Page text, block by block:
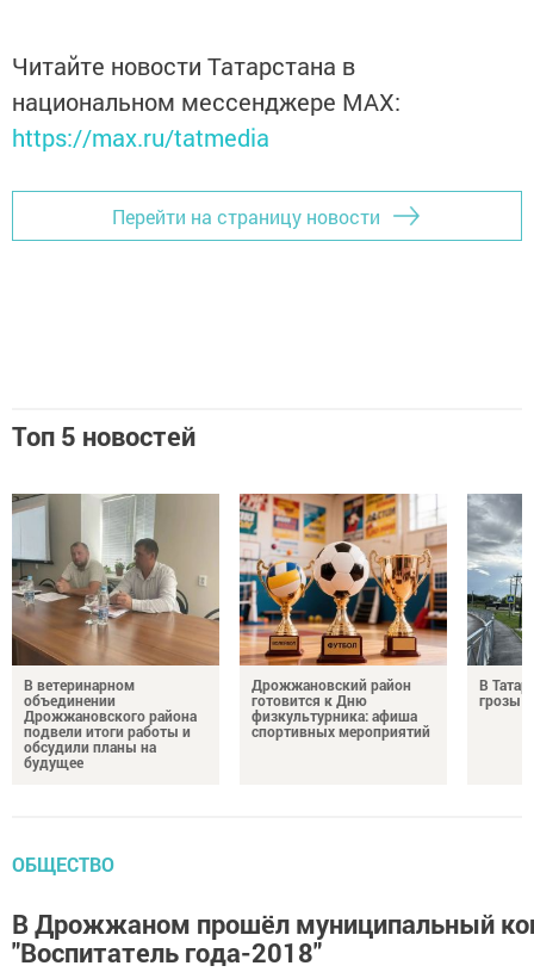
Читайте новости Татарстана в
национальном мессенджере MАХ:
https://max.ru/tatmedia
Перейти на страницу новости
Топ 5 новостей
В ветеринарном
объединении
Дрожжановского района
подвели итоги работы и
обсудили планы на
будущее
Дрожжановский район
готовится к Дню
физкультурника: афиша
спортивных мероприятий
В
грозы
ОБЩЕСТВО
В Дрожжаном прошёл муниципальный
"Воспитатель года-2018"